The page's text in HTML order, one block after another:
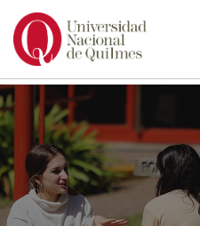
Ir
contenido